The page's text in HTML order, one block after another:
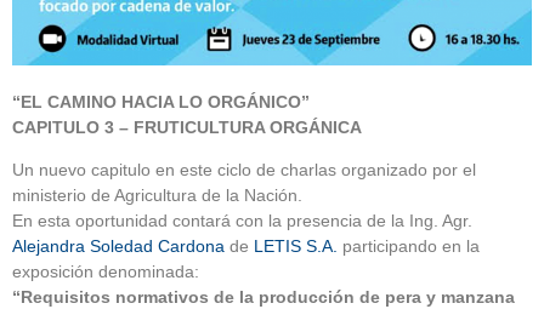
“EL CAMINO HACIA LO ORGÁNICO”
CAPITULO 3 – FRUTICULTURA ORGÁNICA
Un nuevo capitulo en este ciclo de charlas organizado por el
ministerio de Agricultura de la Nación.
En esta oportunidad contará con la presencia de la Ing. Agr.
Alejandra Soledad Cardona de LETIS S.A. participando en la
exposición denominada:
“Requisitos normativos de la producción de pera y manzana